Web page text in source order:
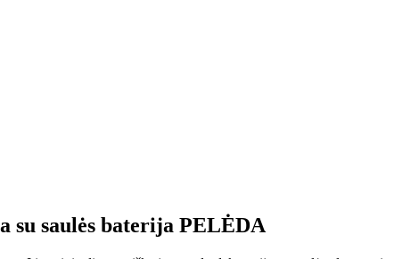
su saulės baterija PELĖDA